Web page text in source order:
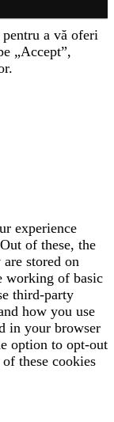
a vă oferi
„Accept”,
experience
of these, the
stored on
working of basic
third-party
how you use
in your browser
option to opt-out
these cookies